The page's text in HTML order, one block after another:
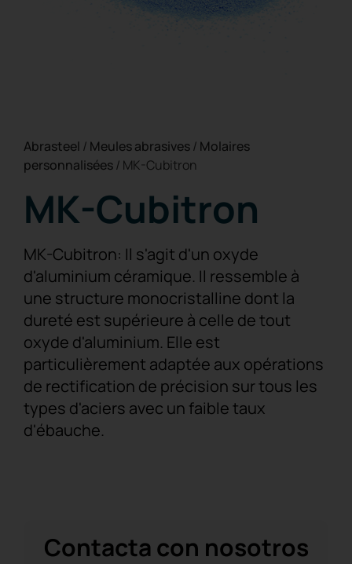
Abrasteel / Meules abrasives/ Molaires
personnalisées/ MK-Cubitron
MK-Cubitron
MK-Cubitron: Il s'agit d'un oxyde
d'aluminium céramique. Il ressemble à
une structure monocristalline dont la
dureté est supérieure à celle de tout
oxyde d'aluminium. Elle est
particulièrement adaptée aux opérations
de rectification de précision sur tous les
types d'aciers avec un faible taux
d'ébauche.
Contacta con nosotros